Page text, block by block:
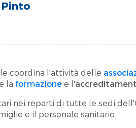
Pinto
coordina l'attività delle
la formazione e l'
nei reparti di tutte le sedi
e il personale sanitario.